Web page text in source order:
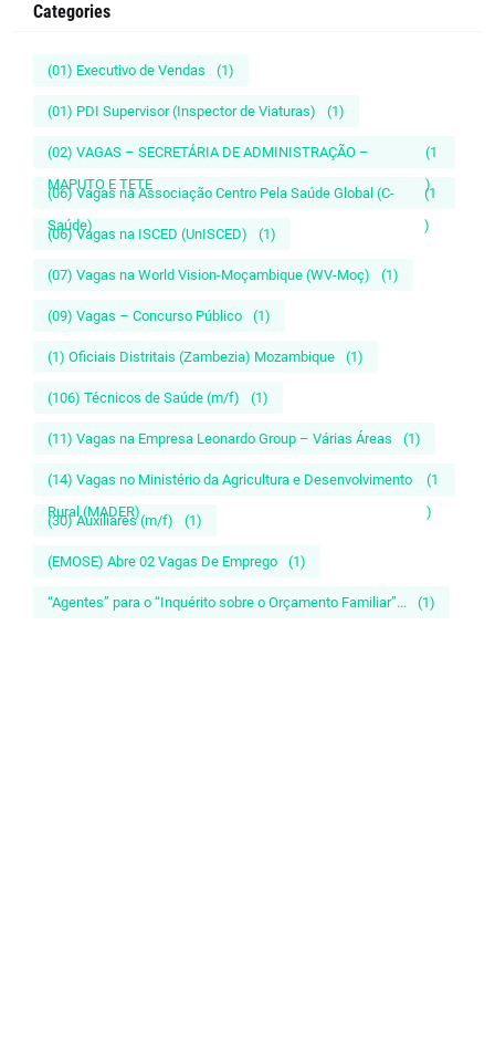
Categories
(01) Executivo de Vendas (1)
(01) PDI Supervisor (Inspector de Viaturas) (1)
(02) VAGAS – SECRETÁRIA DE ADMINISTRAÇÃO –
MAPUTO E TETE
(1
)
(06) Vagas na Associação Centro Pela Saúde Global (C-
Saúde)
(1
)
(06) Vagas na ISCED (UnISCED) (1)
(07) Vagas na World Vision-Moçambique (WV-Moç) (1)
(09) Vagas – Concurso Público (1)
(1) Oficiais Distritais (Zambezia) Mozambique (1)
(106) Técnicos de Saúde (m/f) (1)
(11) Vagas na Empresa Leonardo Group – Várias Áreas (1)
(14) Vagas no Ministério da Agricultura e Desenvolvimento
Rural (MADER)
(1
)
(30) Auxiliares (m/f) (1)
(EMOSE) Abre 02 Vagas De Emprego (1)
“Agentes” para o “Inquérito sobre o Orçamento Familiar”... (1)